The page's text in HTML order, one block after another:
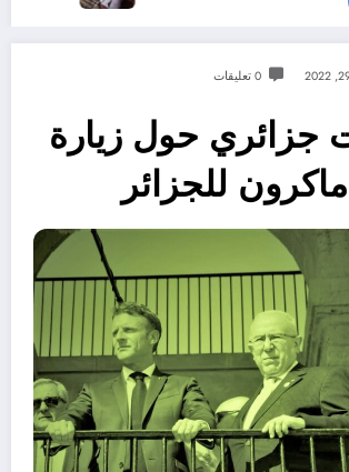
0 تعليقات
جزائري حول زيارة
للجزائر